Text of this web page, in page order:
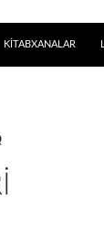
KİTABXANALAR